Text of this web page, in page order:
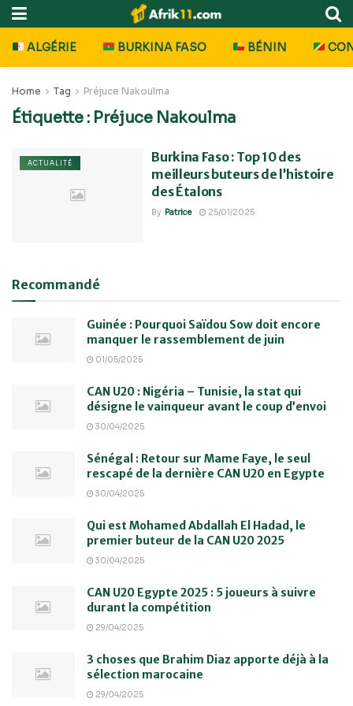
ALGÉRIE BURKINA FASO BÉNIN
Home Tag Préjuce Nakoulma
Étiquette : Préjuce Nakoulma
ACTUALITÉ
Burkina Faso : Top 10 des
meilleurs buteurs de l’histoire
des Étalons
By Patrice 25/01/2025
Recommandé
Guinée : Pourquoi Saïdou Sow doit encore
manquer le rassemblement de juin
01/05/2025
CAN U20 : Nigéria – Tunisie, la stat qui
désigne le vainqueur avant le coup d’envoi
30/04/2025
Sénégal : Retour sur Mame Faye, le seul
rescapé de la dernière CAN U20 en Egypte
30/04/2025
Qui est Mohamed Abdallah El Hadad, le
premier buteur de la CAN U20 2025
30/04/2025
CAN U20 Egypte 2025 : 5 joueurs à suivre
durant la compétition
29/04/2025
3 choses que Brahim Diaz apporte déjà à la
sélection marocaine
29/04/2025